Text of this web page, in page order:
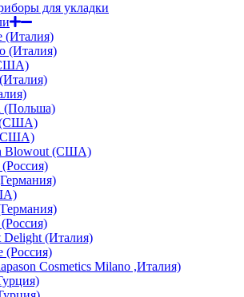
для укладки
(Италия)
(Италия)
(Польша)
(США)
Blowout (США)
Delight (Италия)
(Россия)
Cosmetics Milano ,Италия)